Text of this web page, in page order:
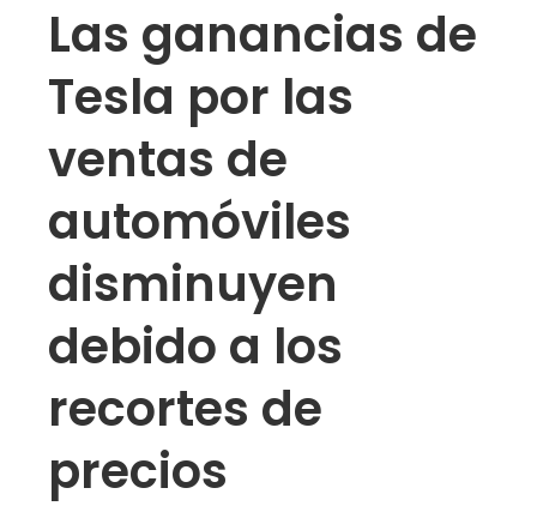
Las ganancias de
Tesla por las
ventas de
automóviles
disminuyen
debido a los
recortes de
precios